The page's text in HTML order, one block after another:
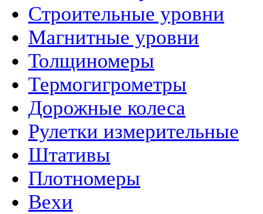
Строительные уровни
Магнитные уровни
Толщиномеры
Термогигрометры
Дорожные колеса
Рулетки измерительные
Штативы
Плотномеры
Вехи